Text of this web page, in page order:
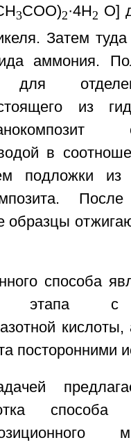
3СОО)2·4H2 O]
Затем
аммония.
для
из
в
подложки
образцы
способа
этапа с
кислоты,
посторонними
способа